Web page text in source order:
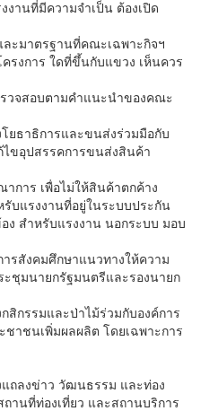
งานที่มีความจำเป็น ต้องเปิด
ะมาตรฐานที่คณะเฉพาะกิจฯ
รงการ ใดที่ขึ้นกับแขวง เห็นควร
วจสอบตามคำแนะนำของคณะ
ยธาธิการและขนส่งร่วมมือกับ
ไขอุปสรรคการขนส่งสินค้า
การ เพื่อไม่ให้สินค้าตกค้าง
บแรงงานที่อยู่ในระบบประกัน
ง สำหรับแรงงาน นอกระบบ มอบ
รสังคมศึกษาแนวทางให้ความ
ะชุมนายกรัฐมนตรีและรองนายก
กรรมและป่าไม้ร่วมกับองค์การ
าชนเพิ่มผลผลิต โดยเฉพาะการ
ถลงข่าว วัฒนธรรม และท่อง
านที่ท่องเที่ยว และสถานบริการ